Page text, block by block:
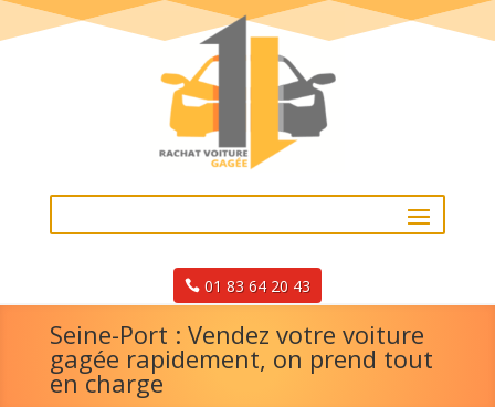
01 83 64 20 43
Seine-Port : Vendez votre voiture
gagée rapidement, on prend tout
en charge